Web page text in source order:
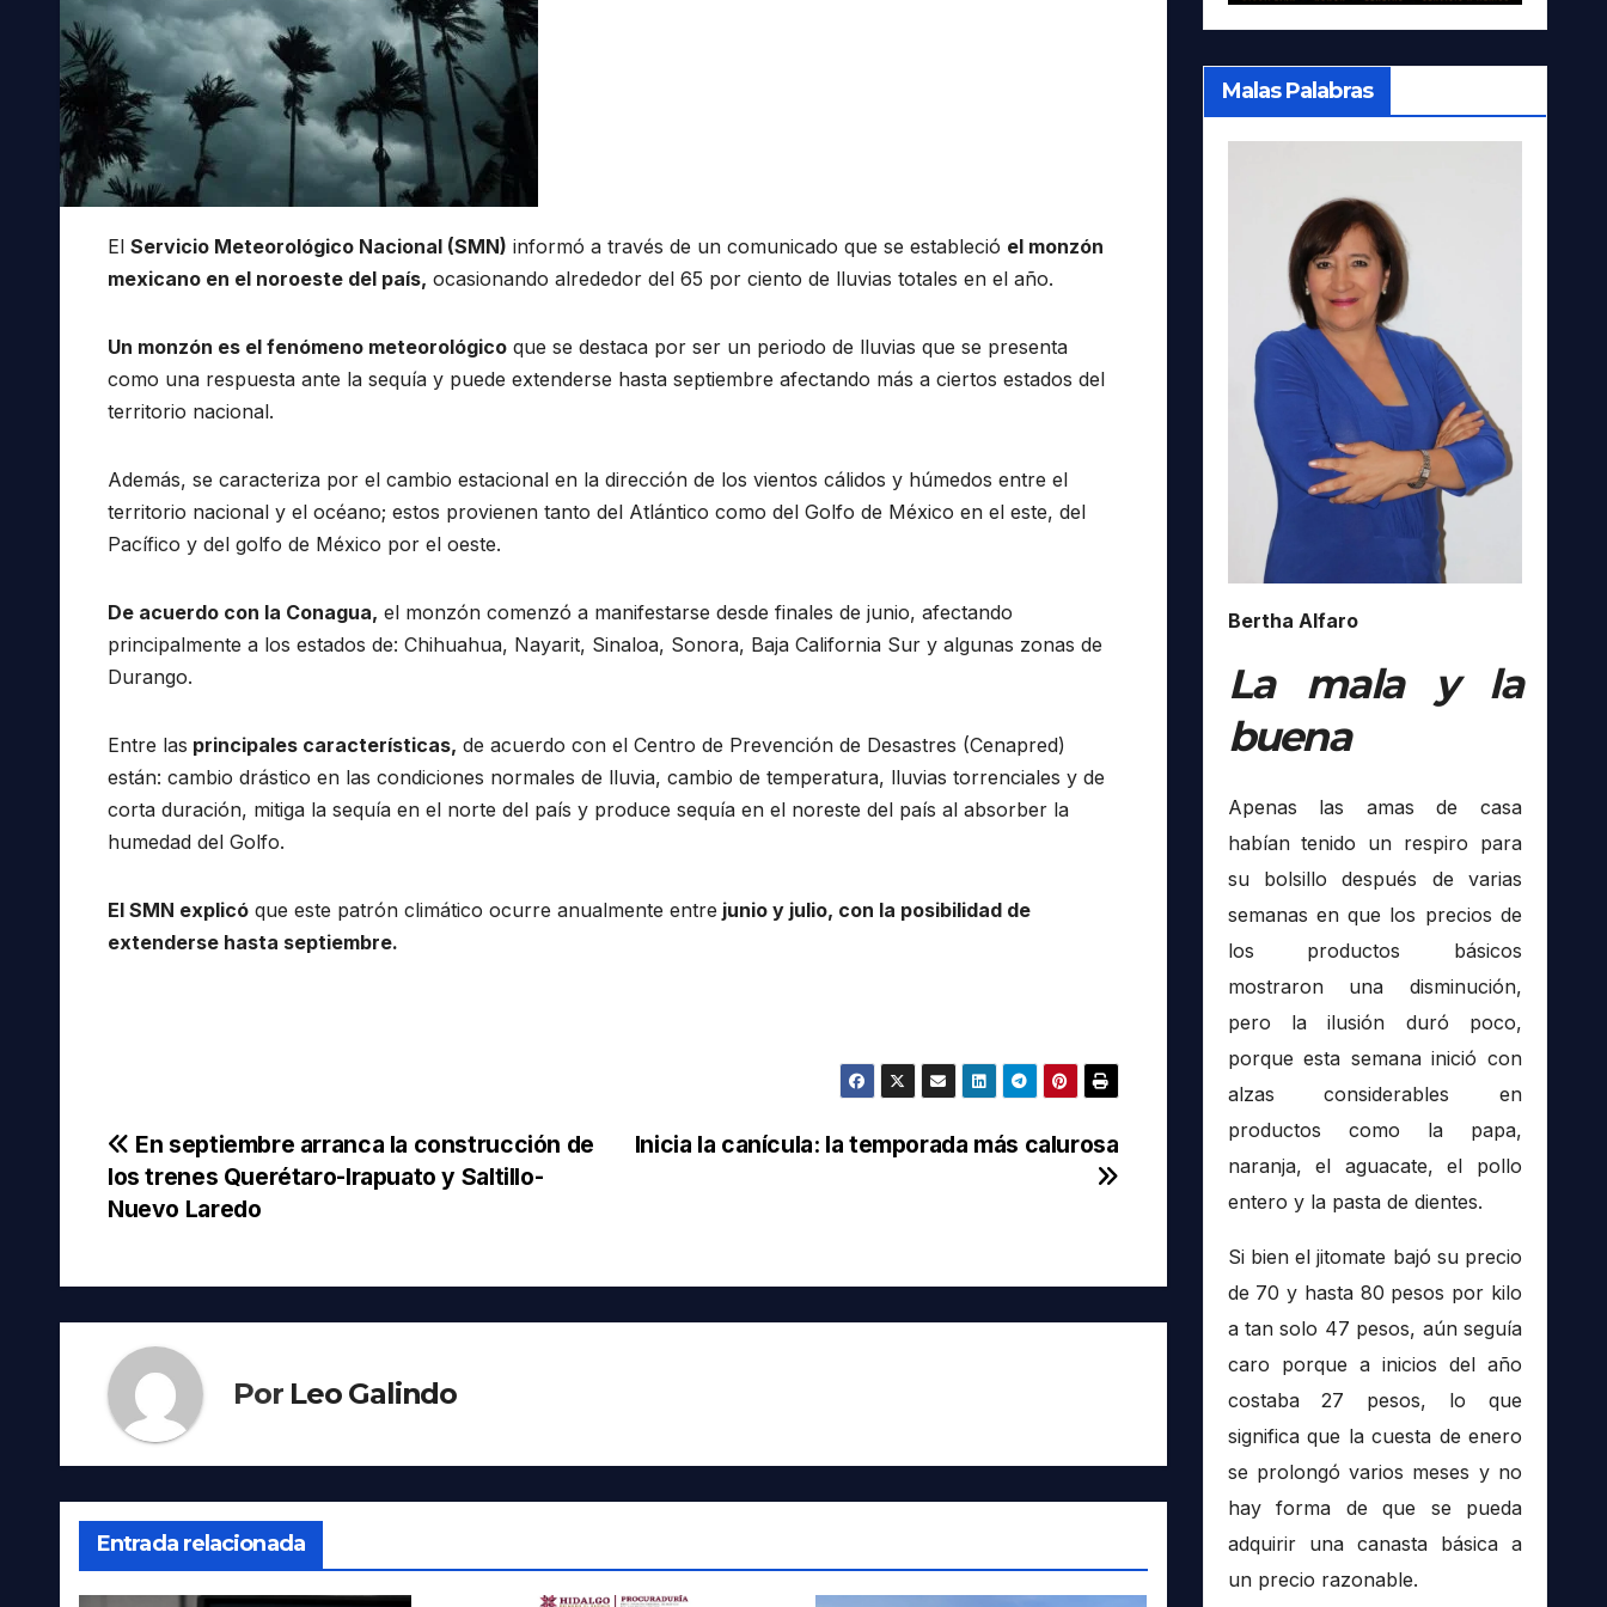
El Servicio Meteorológico Nacional (SMN) informó a través de un comunicado que se estableció el monzón
mexicano en el noroeste del país, ocasionando alrededor del 65 por ciento de lluvias totales en el año.
Un monzón es el fenómeno meteorológico que se destaca por ser un periodo de lluvias que se presenta
como una respuesta ante la sequía y puede extenderse hasta septiembre afectando más a ciertos estados del
territorio nacional.
Además, se caracteriza por el cambio estacional en la dirección de los vientos cálidos y húmedos entre el
territorio nacional y el océano; estos provienen tanto del Atlántico como del Golfo de México en el este, del
Pacífico y del golfo de México por el oeste.
De acuerdo con la Conagua, el monzón comenzó a manifestarse desde finales de junio, afectando
principalmente a los estados de: Chihuahua, Nayarit, Sinaloa, Sonora, Baja California Sur y algunas zonas de
Durango.
Entre las principales características, de acuerdo con el Centro de Prevención de Desastres (Cenapred)
están: cambio drástico en las condiciones normales de lluvia, cambio de temperatura, lluvias torrenciales y de
corta duración, mitiga la sequía en el norte del país y produce sequía en el noreste del país al absorber la
humedad del Golfo.
El SMN explicó que este patrón climático ocurre anualmente entre junio y julio, con la posibilidad de
extenderse hasta septiembre.
Navegación
de
Inicia la canícula: la temporada más calurosa
En septiembre arranca la construcción de
los trenes Querétaro-Irapuato y Saltillo-
Nuevo Laredo
Por Leo Galindo
Entrada relacionada
Malas Palabras
Bertha Alfaro
La mala y la
buena
Apenas las amas de casa
habían tenido un respiro para
su bolsillo después de varias
semanas en que los precios de
los productos básicos
mostraron una disminución,
pero la ilusión duró poco,
porque esta semana inició con
alzas considerables en
productos como la papa,
naranja, el aguacate, el pollo
entero y la pasta de dientes.
Si bien el jitomate bajó su precio
de 70 y hasta 80 pesos por kilo
a tan solo 47 pesos, aún seguía
caro porque a inicios del año
costaba 27 pesos, lo que
significa que la cuesta de enero
se prolongó varios meses y no
hay forma de que se pueda
adquirir una canasta básica a
un precio razonable.